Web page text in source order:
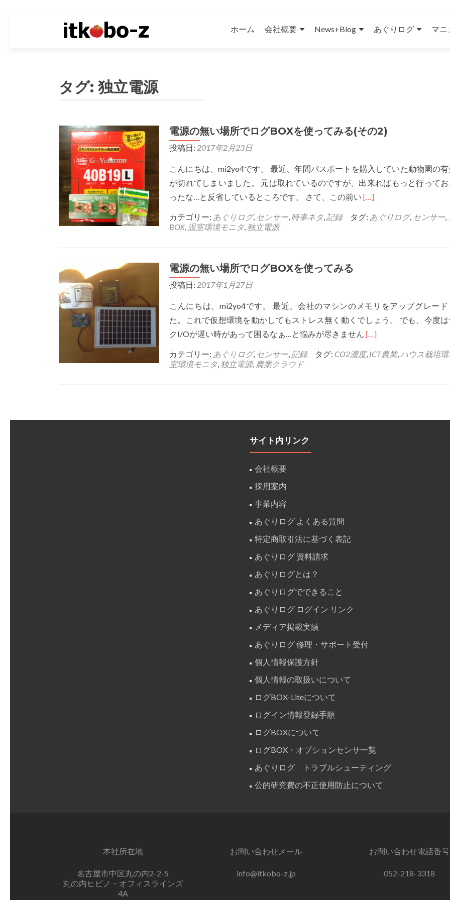
ホーム
会社概要 News+Blog あぐりログ マニ
タグ: 独立電源
電源の無い場所でログBOXを使ってみる(その2)
投稿日: 2017年2月23日
こんにちは、mi2yo4です。 最近、年間パスポートを購入していた動物園の
が切れてしまいました。 元は取れているのですが、出来ればもっと行って
ったな…と反省しているところです。 さて、この前い Read
about
場
所
で
ロ
っ
[…]
カテゴリー: あぐりログ, センサー, 時事ネタ, 記録 タグ: あぐりログ, センサー,
BOX, 温室環境モニタ, 独立電源
電源の無い場所でログBOXを使ってみる
投稿日: 2017年1月27日
こんにちは、mi2yo4です。 最近、会社のマシンのメモリをアップグレード
た。これで仮想環境を動かしてもストレス無く動くでしょう。 でも、今度は
クI/Oが遅い時があって困るなぁ…と悩みが尽きません Read
about
無
[…]
カテゴリー: あぐりログ, センサー, 記録 タグ: CO2濃度, ICT農業, ハウス栽培
室環境モニタ, 独立電源, 農業クラウド
サイト内リンク
会社概要
採用案内
事業内容
あぐりログ よくある質問
特定商取引法に基づく表記
あぐりログ 資料請求
あぐりログとは？
あぐりログでできること
あぐりログ ログイン リンク
メディア掲載実績
あぐりログ 修理・サポート受付
個人情報保護方針
個人情報の取扱いについて
ログBOX-Liteについて
ログイン情報登録手順
ログBOXについて
ログBOX・オプションセンサ一覧
あぐりログ トラブルシューティング
公的研究費の不正使用防止について
本社所在地
名古屋市中区丸の内2-2-5
丸の内ヒビノ・オフィスラインズ
4A
お問い合わせメール
info@itkobo-z.jp
お問い合わせ電話番号
052-218-3318